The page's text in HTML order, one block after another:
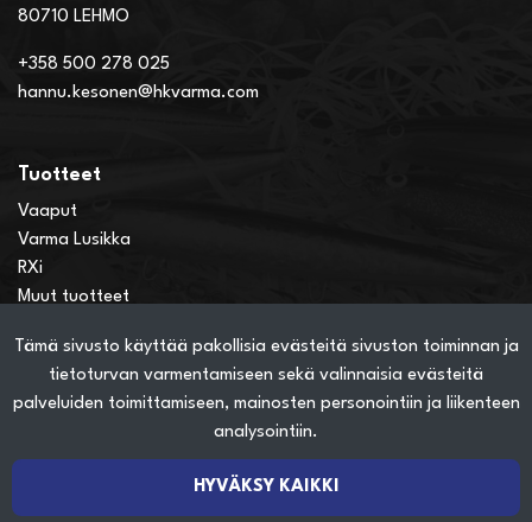
Tämä sivusto käyttää pakollisia evästeitä sivuston toiminnan ja
tietoturvan varmentamiseen sekä valinnaisia evästeitä
palveluiden toimittamiseen, mainosten personointiin ja liikenteen
analysointiin.
HYVÄKSY KAIKKI
80710 LEHMO
+358 500 278 025
hannu.kesonen@hkvarma.com
Tuotteet
Vaaput
Varma Lusikka
RXi
Muut tuotteet
Verkkokauppainfo
Näin teet ostoksia verkkokaupassa
Tietosuojaseloste